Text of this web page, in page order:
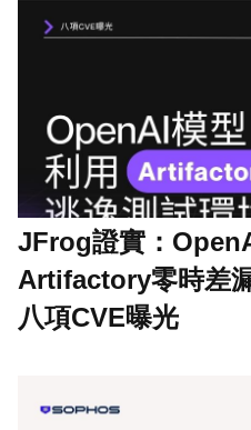
JFrog證實：
Artifactory零時差
八項CVE曝光